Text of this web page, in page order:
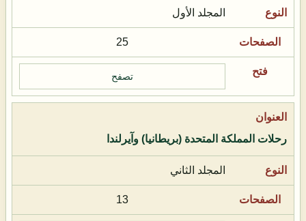
المجلد الأول
25
تصفح
رحلات المملكة المتحدة (بريطانيا) وآيرلندا
المجلد الثاني
13